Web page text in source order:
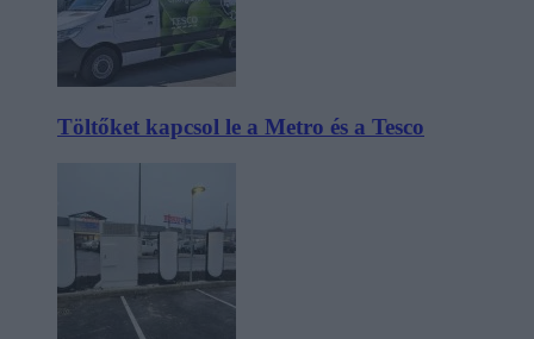
Töltőket kapcsol le a Metro és a Tesco